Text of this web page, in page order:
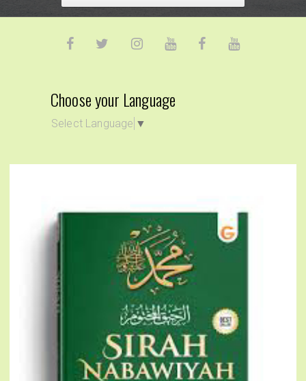
Choose your Language
Select Language ▼